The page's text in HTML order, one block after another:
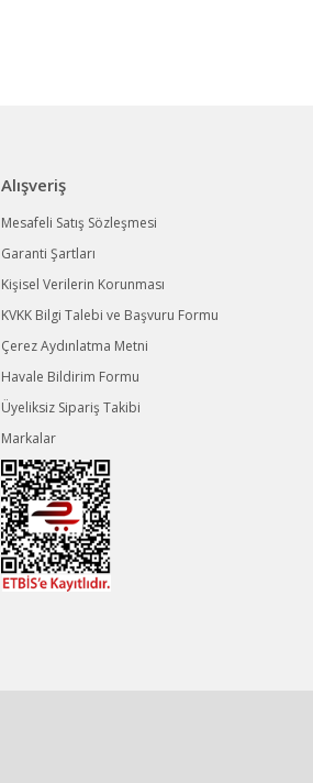
Alışveriş
Mesafeli Satış Sözleşmesi
Garanti Şartları
Kişisel Verilerin Korunması
KVKK Bilgi Talebi ve Başvuru Formu
Çerez Aydınlatma Metni
Havale Bildirim Formu
Üyeliksiz Sipariş Takibi
Markalar